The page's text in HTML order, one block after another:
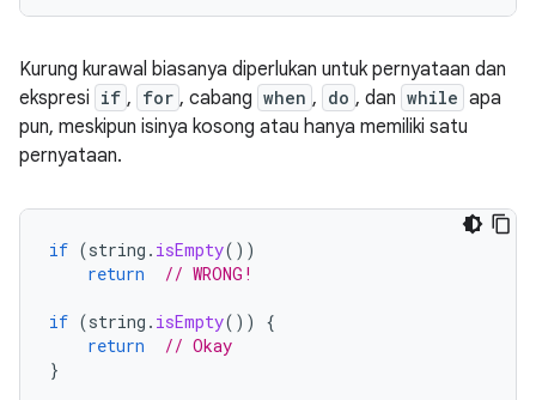
Kurung kurawal biasanya diperlukan untuk pernyataan dan
ekspresi if , for , cabang when , do , dan while apa
pun, meskipun isinya kosong atau hanya memiliki satu
pernyataan.
if (string . isEmpty())
return
// WRONG!
if (string . isEmpty())
{
return
// Okay
}